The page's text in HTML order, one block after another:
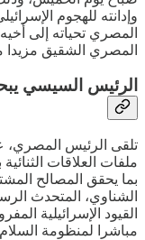
وإدانته للهجوم
المصري تحياته إلى
المصري الشقيق مزيدا
الرئيس السيسي
تلقى الرئيس المصري،
ملفات العلاقات
بما يحقق المصالح
الشناوي، المتحدث
القيود الإسرائيلية
مباشرا لمنظومة